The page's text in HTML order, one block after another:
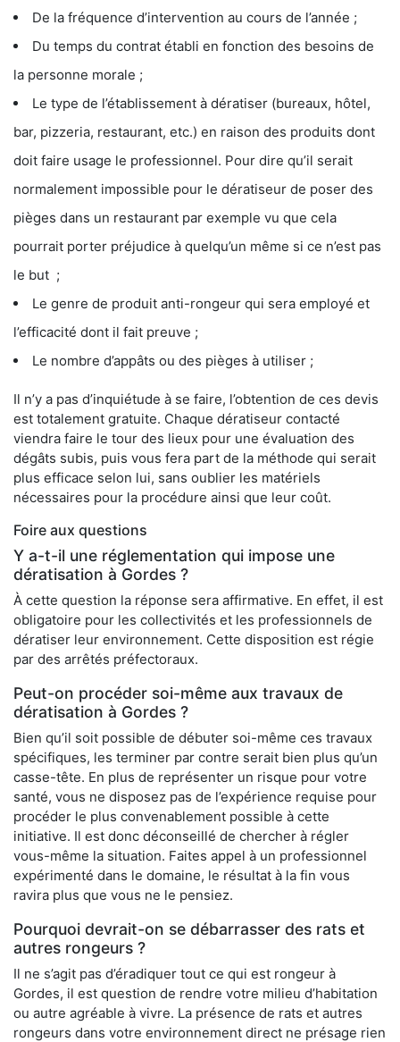
De la fréquence d’intervention au cours de l’année ;
Du temps du contrat établi en fonction des besoins de
la personne morale ;
Le type de l’établissement à dératiser (bureaux, hôtel,
bar, pizzeria, restaurant, etc.) en raison des produits dont
doit faire usage le professionnel. Pour dire qu’il serait
normalement impossible pour le dératiseur de poser des
pièges dans un restaurant par exemple vu que cela
pourrait porter préjudice à quelqu’un même si ce n’est pas
le but ;
Le genre de produit anti-rongeur qui sera employé et
l’efficacité dont il fait preuve ;
Le nombre d’appâts ou des pièges à utiliser ;
Il n’y a pas d’inquiétude à se faire, l’obtention de ces devis
est totalement gratuite. Chaque dératiseur contacté
viendra faire le tour des lieux pour une évaluation des
dégâts subis, puis vous fera part de la méthode qui serait
plus efficace selon lui, sans oublier les matériels
nécessaires pour la procédure ainsi que leur coût.
Foire aux questions
Y a-t-il une réglementation qui impose une
dératisation à Gordes ?
À cette question la réponse sera affirmative. En effet, il est
obligatoire pour les collectivités et les professionnels de
dératiser leur environnement. Cette disposition est régie
par des arrêtés préfectoraux.
Peut-on procéder soi-même aux travaux de
dératisation à Gordes ?
Bien qu’il soit possible de débuter soi-même ces travaux
spécifiques, les terminer par contre serait bien plus qu’un
casse-tête. En plus de représenter un risque pour votre
santé, vous ne disposez pas de l’expérience requise pour
procéder le plus convenablement possible à cette
initiative. Il est donc déconseillé de chercher à régler
vous-même la situation. Faites appel à un professionnel
expérimenté dans le domaine, le résultat à la fin vous
ravira plus que vous ne le pensiez.
Pourquoi devrait-on se débarrasser des rats et
autres rongeurs ?
Il ne s’agit pas d’éradiquer tout ce qui est rongeur à
Gordes, il est question de rendre votre milieu d’habitation
ou autre agréable à vivre. La présence de rats et autres
rongeurs dans votre environnement direct ne présage rien